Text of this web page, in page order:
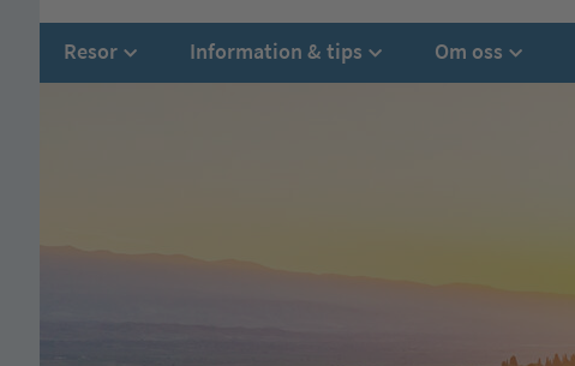
Resor Information & tips Om oss